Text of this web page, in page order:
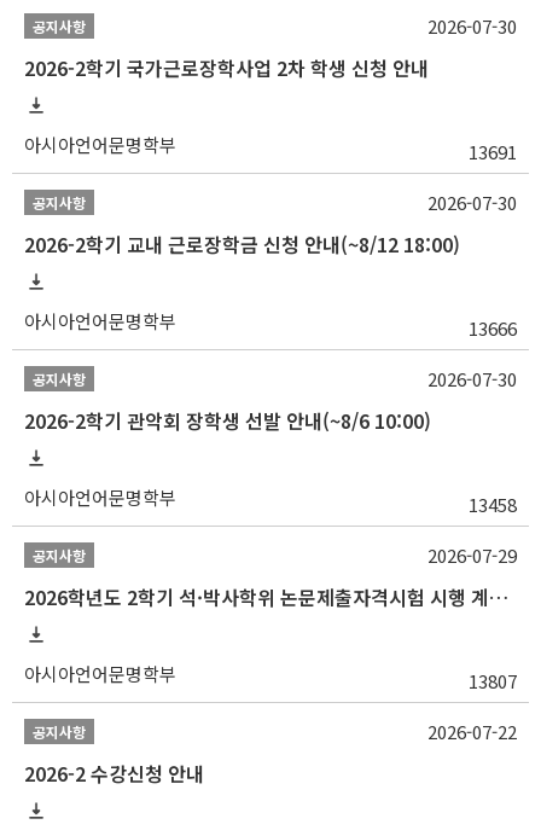
공지사항
2026-2학기 국가근로장학사업 2차 학생 신청 안내
아시아언어문명학부 13691
2026-07-30
공지사항
2026-2학기 교내 근로장학금 신청 안내(~8/12 18:00)
아시아언어문명학부 13666
2026-07-30
공지사항
2026-2학기 관악회 장학생 선발 안내(~8/6 10:00)
아시아언어문명학부 13458
2026-07-30
공지사항
2026학년도 2학기 석·박사학위 논문제출자격시험 시행 계획 공고
아시아언어문명학부 13807
2026-07-29
공지사항
2026-2 수강신청 안내
2026-07-22